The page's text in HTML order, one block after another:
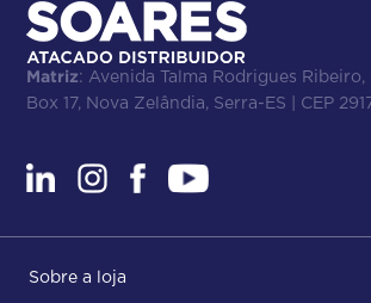
Matriz: Avenida Talma Rodrigues Ribeiro,
Box 17, Nova Zelândia, Serra-ES | CEP
Sobre a loja